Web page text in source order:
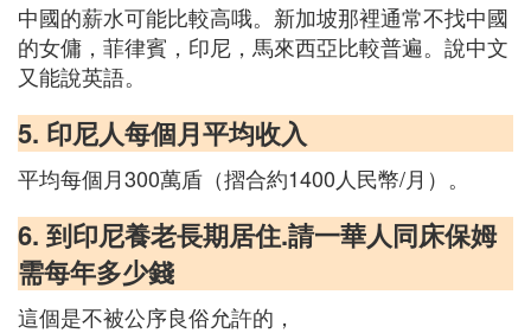
中國的薪水可能比較高哦。新加坡那裡通常不找中國
的女傭，菲律賓，印尼，馬來西亞比較普遍。說中文
又能說英語。
5. 印尼人每個月平均收入
平均每個月300萬盾（摺合約1400人民幣/月）。
6. 到印尼養老長期居住.請一華人同床保姆
需每年多少錢
這個是不被公序良俗允許的，